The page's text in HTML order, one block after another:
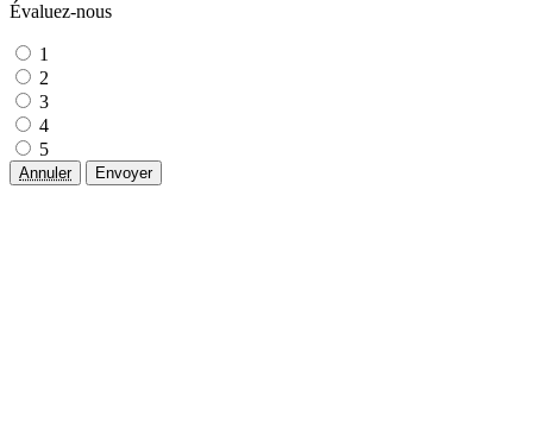
Évaluez-nous
1
2
3
4
5
Annuler Envoyer